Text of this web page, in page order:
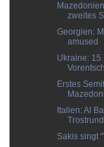
zweites
Georgien:
amused
Ukraine:
Erstes
Italien: Al
Sakis singt